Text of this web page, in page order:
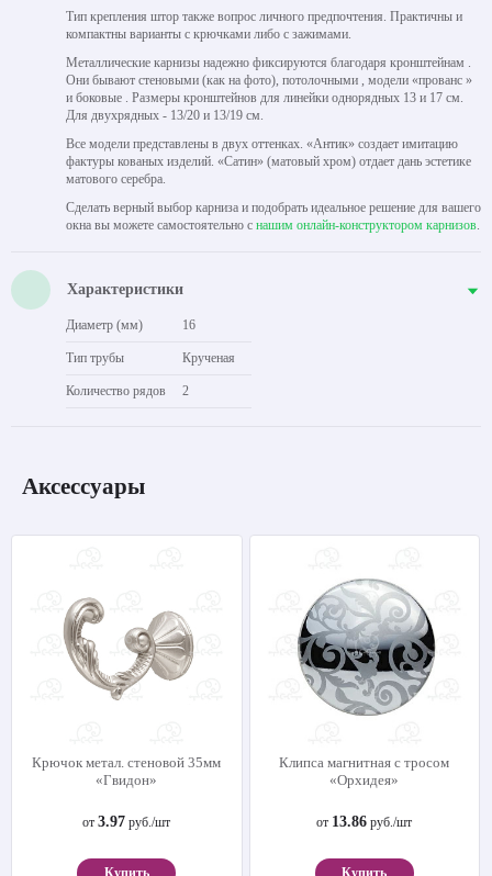
Тип крепления штор также вопрос личного предпочтения. Практичны и
компактны варианты с крючками либо с зажимами.
Металлические карнизы надежно фиксируются благодаря кронштейнам .
Они бывают стеновыми (как на фото), потолочными , модели «прованс »
и боковые . Размеры кронштейнов для линейки однорядных 13 и 17 см.
Для двухрядных - 13/20 и 13/19 см.
Все модели представлены в двух оттенках. «Антик» создает имитацию
фактуры кованых изделий. «Сатин» (матовый хром) отдает дань эстетике
матового серебра.
Сделать верный выбор карниза и подобрать идеальное решение для вашего
окна вы можете самостоятельно с нашим онлайн-конструктором карнизов.
Характеристики
Диаметр (мм) 16
Тип трубы Крученая
Количество рядов 2
Аксессуары
Крючок метал. стеновой 35мм
«Гвидон»
от3.97 руб./шт
Купить
Клипса магнитная с тросом
«Орхидея»
от 13.86 руб./шт
Купить